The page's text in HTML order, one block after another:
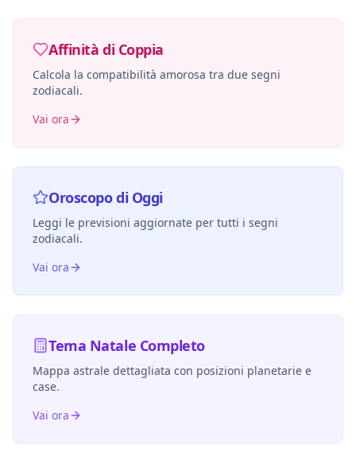
Affinità di Coppia
Calcola la compatibilità amorosa tra due segni
zodiacali.
Vai ora
Oroscopo di Oggi
Leggi le previsioni aggiornate per tutti i segni
zodiacali.
Vai ora
Tema Natale Completo
Mappa astrale dettagliata con posizioni planetarie e
case.
Vai ora